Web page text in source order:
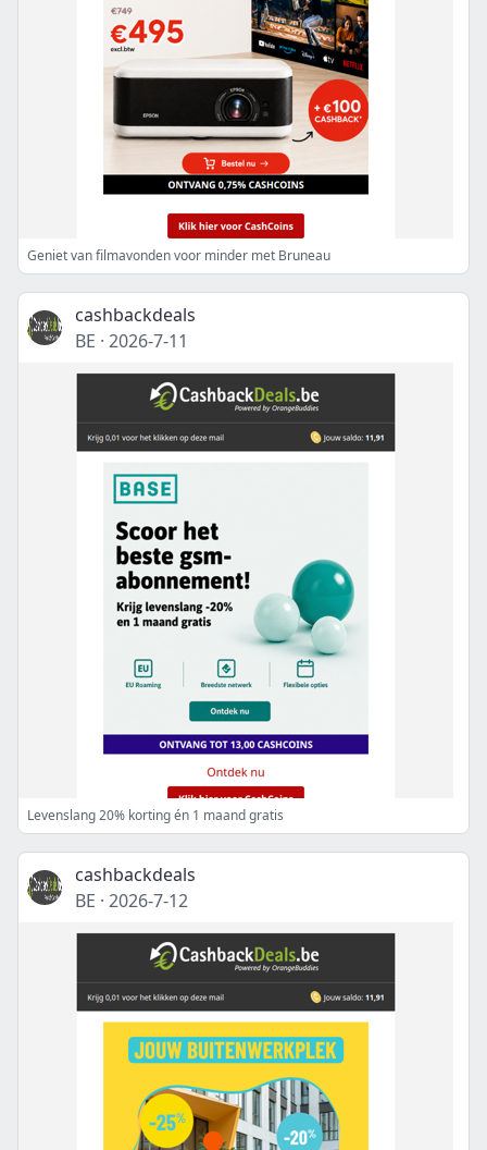
Geniet van filmavonden voor minder met Bruneau
cashbackdeals
BE · 2026-7-11
Levenslang 20% korting én 1 maand gratis
cashbackdeals
BE · 2026-7-12